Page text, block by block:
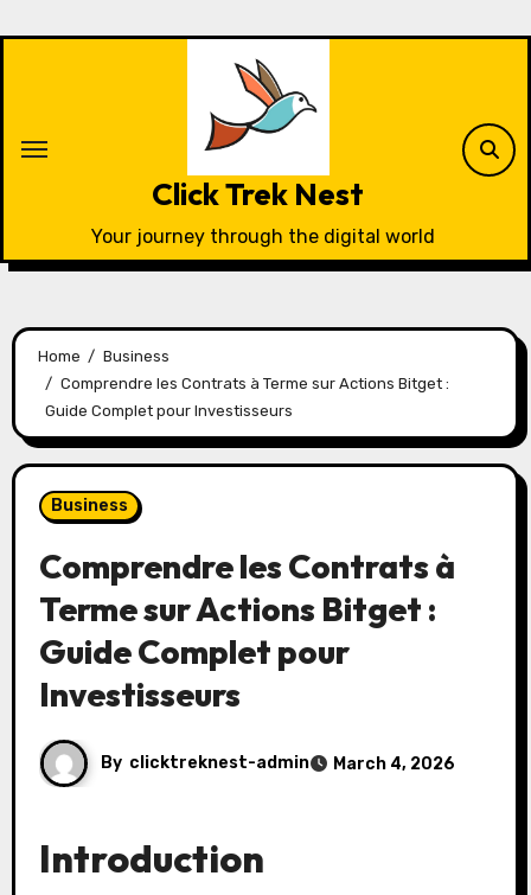
Click Trek Nest
Your journey through the digital world
Home
Business
Comprendre les Contrats à Terme sur Actions Bitget :
Guide Complet pour Investisseurs
Business
Comprendre les Contrats à
Terme sur Actions Bitget :
Guide Complet pour
Investisseurs
By clicktreknest-admin March 4, 2026
Introduction